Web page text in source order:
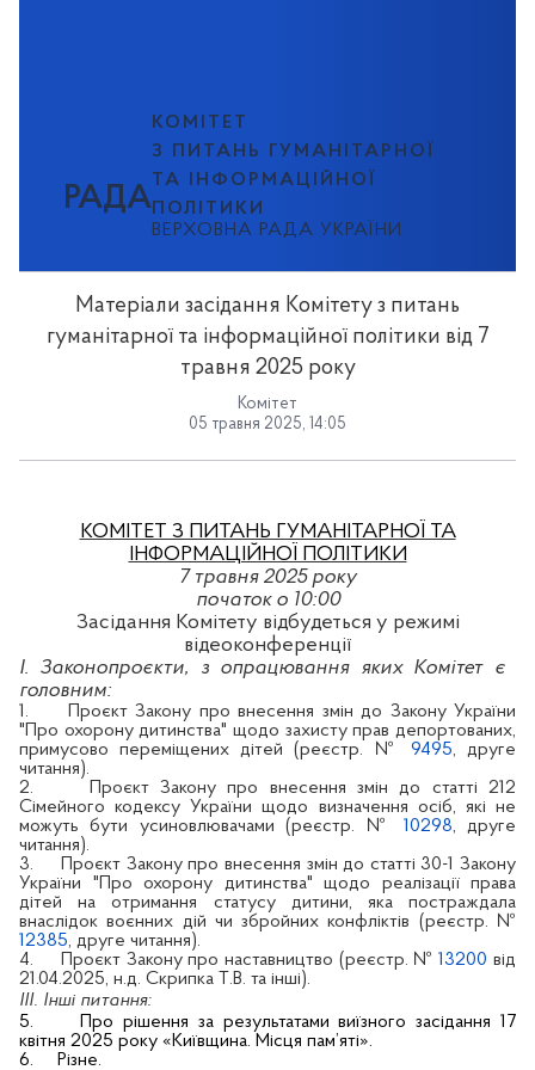
РАДА
КОМІТЕТ
З ПИТАНЬ ГУМАНІТАРНОЇ
ТА ІНФОРМАЦІЙНОЇ
ПОЛІТИКИ
ВЕРХОВНА РАДА УКРАЇНИ
Матеріали засідання Комітету з питань
гуманітарної та інформаційної політики від 7
травня 2025 року
Комітет
05 травня 2025, 14:05
КОМІТЕТ З ПИТАНЬ ГУМАНІТАРНОЇ ТА
ІНФОРМАЦІЙНОЇ ПОЛІТИКИ
7 травня 2025 року
початок о 10:00
Засідання Комітету відбудеться у режимі
відеоконференції
І. Законопроєкти, з опрацювання яких Комітет є
головним:
1.
Проєкт Закону про внесення змін до Закону України
"Про охорону дитинства" щодо захисту прав депортованих,
примусово переміщених дітей (реєстр. № 9495, друге
читання).
2.
Проєкт Закону про внесення змін до статті 212
Сімейного кодексу України щодо визначення осіб, які не
можуть бути усиновлювачами (реєстр. № 10298, друге
читання).
3.
Проєкт Закону про внесення змін до статті 30-1 Закону
України "Про охорону дитинства" щодо реалізації права
дітей на отримання статусу дитини, яка постраждала
внаслідок воєнних дій чи збройних конфліктів (реєстр. №
12385, друге читання).
4.
Проєкт Закону про наставництво (реєстр. №13200 від
21.04.2025, н.д. Скрипка Т.В. та інші).
ІІІ. Інші питання:
5.
Про рішення за результатами виїзного засідання 17
квітня 2025 року «Київщина. Місця пам’яті».
6.
Різне.